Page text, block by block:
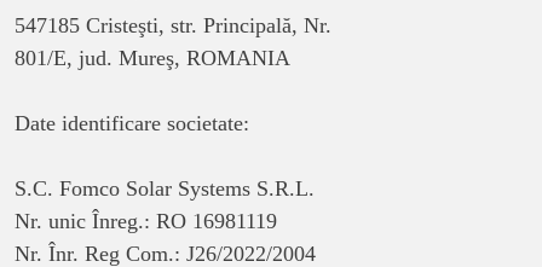
547185 Cristeşti, str. Principală, Nr.
801/E, jud. Mureş, ROMANIA
Date identificare societate:
S.C. Fomco Solar Systems S.R.L.
Nr. unic Înreg.: RO 16981119
Nr. Înr. Reg Com.: J26/2022/2004